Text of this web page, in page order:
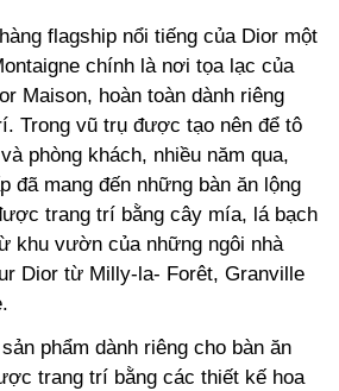
flagship nổi tiếng của Dior một
chính là nơi tọa lạc của
Maison, hoàn toàn dành riêng
Trong vũ trụ được tạo nên để tô
phòng khách, nhiều năm qua,
đã mang đến những bàn ăn lộng
trang trí bằng cây mía, lá bạch
khu vườn của những ngôi nhà
Dior từ Milly-la- Forêt, Granville
phẩm dành riêng cho bàn ăn
trang trí bằng các thiết kế hoa